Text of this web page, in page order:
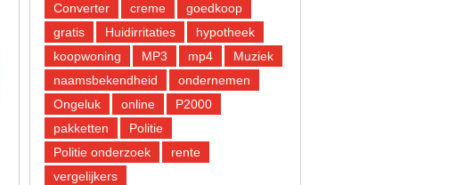
Converter
creme
goedkoop
gratis
Huidirritaties
hypotheek
koopwoning
MP3 mp4
Muziek
naamsbekendheid
ondernemen
Ongeluk
online
P2000
pakketten
Politie
Politie onderzoek
rente
vergelijkers